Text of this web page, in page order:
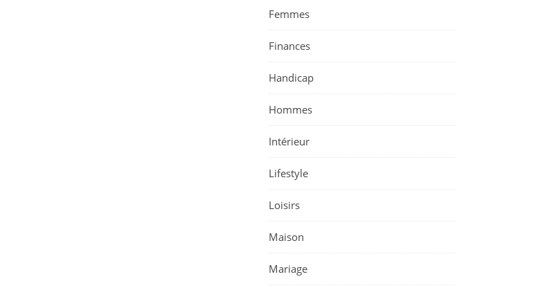
Femmes
Finances
Handicap
Hommes
Intérieur
Lifestyle
Loisirs
Maison
Mariage